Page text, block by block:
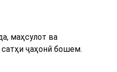
маҳсулот ва
ҷаҳонӣ бошем.